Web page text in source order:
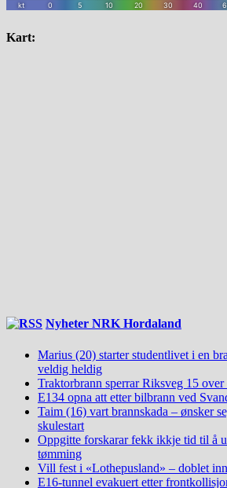
Kart:
Nyheter NRK Hordaland
Marius (20) starter studentlivet i en
veldig heldig
Traktorbrann sperrar Riksveg 15
E134 opna att etter bilbrann ved
Taim (16) vart brannskada – ønsker
skulestart
Oppgitte forskarar fekk ikkje tid til å
tømming
Vill fest i «Lothepusland» – doblet
E16-tunnel evakuert etter